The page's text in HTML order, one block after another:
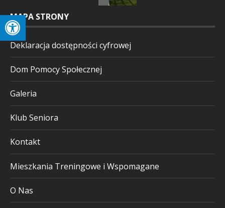
MAPA STRONY
Deklaracja dostępności cyfrowej
Dom Pomocy Społecznej
Galeria
Klub Seniora
Kontakt
Mieszkania Treningowe i Wspomagane
O Nas